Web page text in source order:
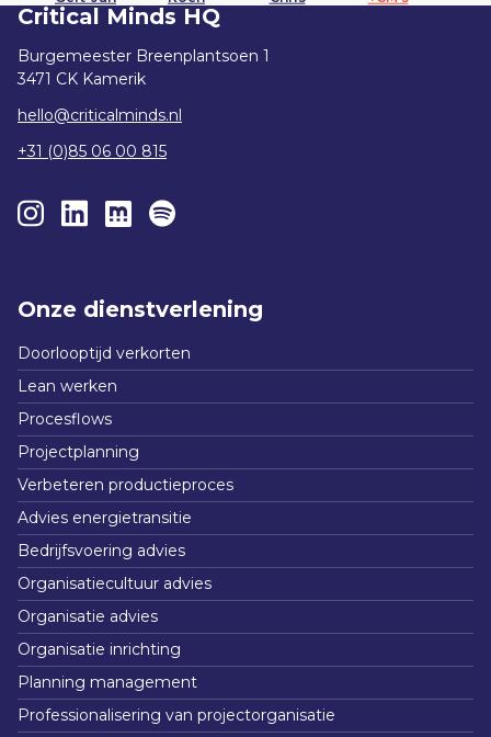
Onze dienstverlening
Doorlooptijd verkorten
Lean werken
Procesflows
Projectplanning
Verbeteren productieproces
Advies energietransitie
Bedrijfsvoering advies
Organisatiecultuur advies
Organisatie advies
Organisatie inrichting
Planning management
Professionalisering van projectorganisatie
Critical Minds HQ
Burgemeester Breenplantsoen 1
3471 CK Kamerik
hello@criticalminds.nl
+31 (0)85 06 00 815